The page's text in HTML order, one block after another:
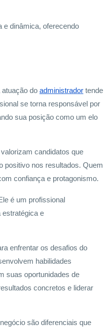
e dinâmica, oferecendo
do administrador tende
se torna responsável por
sua posição como um elo
candidatos que
positivo nos resultados. Quem
confiança e protagonismo.
é um profissional
estratégica e
enfrentar os desafios do
habilidades
suas oportunidades de
concretos e liderar
são diferenciais que